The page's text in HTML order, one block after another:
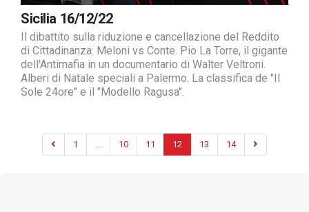
Sicilia 16/12/22
Il dibattito sulla riduzione e cancellazione del Reddito
di Cittadinanza: Meloni vs Conte. Pio La Torre, il gigante
dell'Antimafia in un documentario di Walter Veltroni.
Alberi di Natale speciali a Palermo. La classifica de "Il
Sole 24ore" e il "Modello Ragusa".
1 10 11 12 13 14